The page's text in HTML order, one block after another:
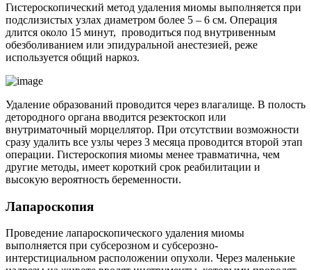
Гистероскопический метод удаления миомы выполняется при
подслизистых узлах диаметром более 5 – 6 см. Операция
длится около 15 минут, проводиться под внутривенным
обезболиванием или эпидуральной анестезией, реже
используется общий наркоз.
Удаление образований проводится через влагалище. В полость
детородного органа вводится резектоскоп или
внутриматочный морцеллятор. При отсутствии возможности
сразу удалить все узлы через 3 месяца проводится второй этап
операции. Гистероскопия миомы менее травматична, чем
другие методы, имеет короткий срок реабилитации и
высокую вероятность беременности.
Лапароскопия
Проведение лапароскопического удаления миомы
выполняется при субсерозном и субсерозно-
интерстициальном расположении опухоли. Через маленькие